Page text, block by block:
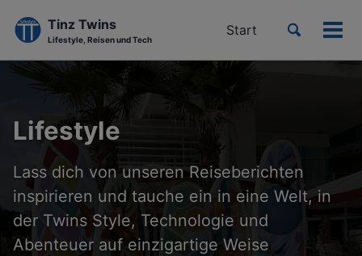
Skip
navigation
Skip
Skip
Tinz Twins
Lifestyle, Reisen und Tech
Start
Toggle
Lifestyle
Lass dich von unseren Reiseberichten
inspirieren und tauche ein in eine Welt, in
der Twins Style, Technologie und
Abenteuer auf einzigartige Weise